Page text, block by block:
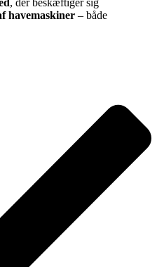
havemaskiner – både